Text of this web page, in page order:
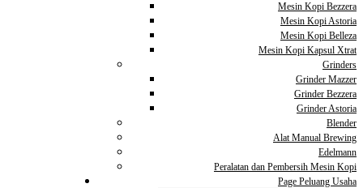
Mesin Kopi Bezzera
Mesin Kopi Astoria
Mesin Kopi Belleza
Mesin Kopi Kapsul Xtrat
Grinders
Grinder Mazzer
Grinder Bezzera
Grinder Astoria
Blender
Alat Manual Brewing
Edelmann
Peralatan dan Pembersih Mesin Kopi
Page Peluang Usaha